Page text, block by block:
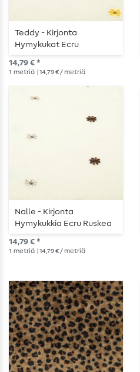
Teddy - Kirjonta
Hymykukat Ecru
Keltainen
14,79 € *
1 metriä | 14,79 € / metriä
Nalle - Kirjonta
Hymykukkia Ecru Ruskea
14,79 € *
1 metriä | 14,79 € / metriä